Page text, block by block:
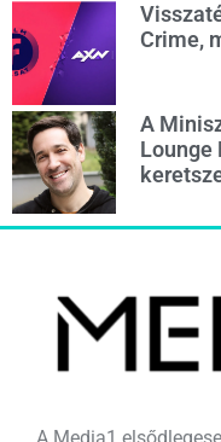
Crime,
A
Lounge